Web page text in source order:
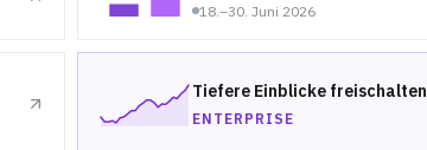
18.–30. Juni 2026
Tiefere Einblicke freischalten
ENTERPRISE